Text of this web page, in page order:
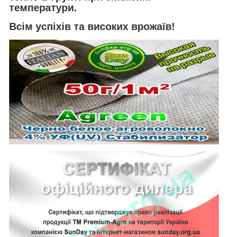
температури.
Всім успіхів та високих врожаїв!